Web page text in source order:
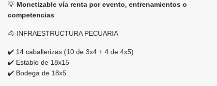
💡 Monetizable vía renta por evento, entrenamientos o
competencias
🐴 INFRAESTRUCTURA PECUARIA
✔️ 14 caballerizas (10 de 3x4 + 4 de 4x5)
✔️ Establo de 18x15
✔️ Bodega de 18x5